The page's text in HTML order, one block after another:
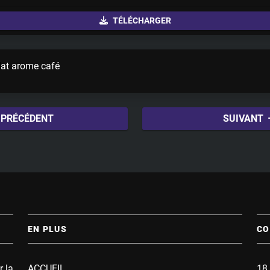
u
TÉLÉCHARGER
arome café
PRÉCÉDENT SUIVANT
EN PLUS